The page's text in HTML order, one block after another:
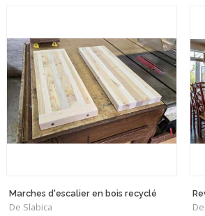
Marches d'escalier en bois recyclé
De Slabica